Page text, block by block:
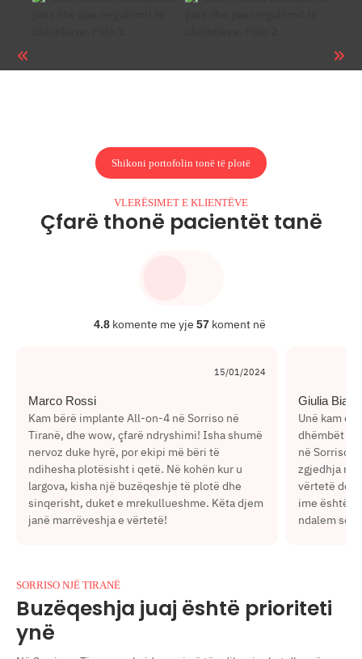
Shikoni portofolin tonë të plotë
VLERËSIMET E KLIENTËVE
Çfarë thonë pacientët tanë
4.8 komente me yje 57 koment në
15/01/2024
Marco Rossi
Kam bërë implante All-on-4 në Sorriso në
Tiranë, dhe wow, çfarë ndryshimi! Isha shumë
nervoz duke hyrë, por ekipi më bëri të
ndihesha plotësisht i qetë. Në kohën kur u
largova, kisha një buzëqeshje të plotë dhe
sinqerisht, duket e mrekullueshme. Këta djem
janë marrëveshja e vërtetë!
Giulia
Unë kam
dhëmbët e
në Sorriso
zgjedhja
vërtetë
ime është
ndalem së
SORRISO NJË TIRANË
Buzëqeshja juaj është prioriteti
ynë